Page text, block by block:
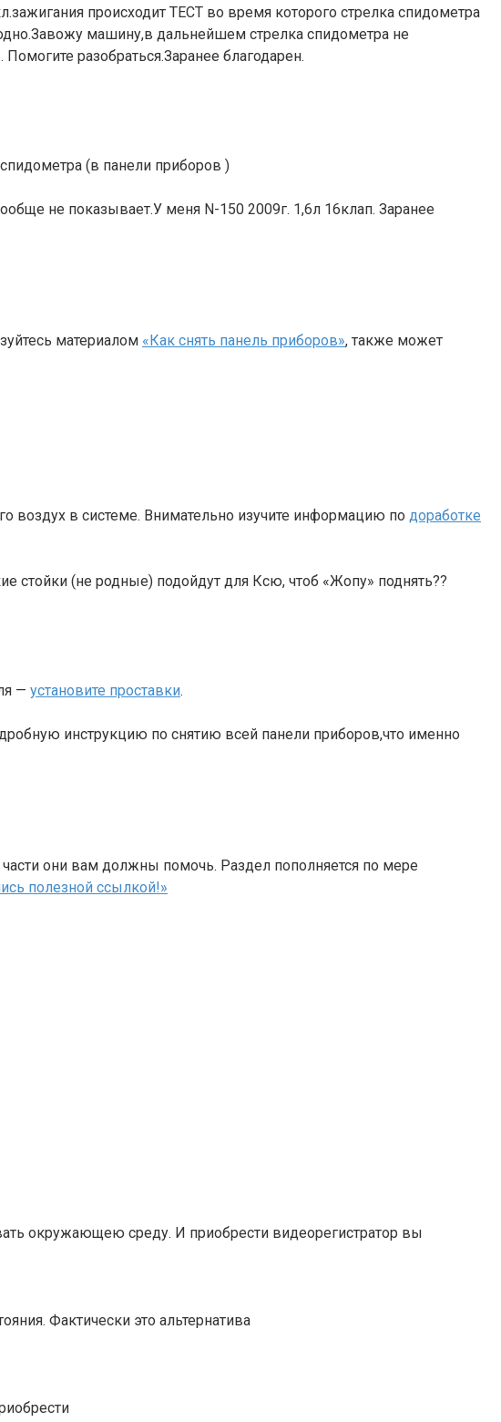
происходит ТЕСТ во время которого стрелка спидометра
машину,в дальнейшем стрелка спидометра не
разобраться.Заранее благодарен.
(в панели приборов )
не показывает.У меня N-150 2009г. 1,6л 16клап. Заранее
материалом «Как снять панель приборов», также может
воздух в системе. Внимательно изучите информацию по доработке
стойки (не родные) подойдут для Ксю, чтоб «Жопу» поднять??
— установите проставки.
инструкцию по снятию всей панели приборов,что именно
они вам должны помочь. Раздел пополняется по мере
полезной ссылкой!»
окружающею среду. И приобрести видеорегистратор вы
Фактически это альтернатива